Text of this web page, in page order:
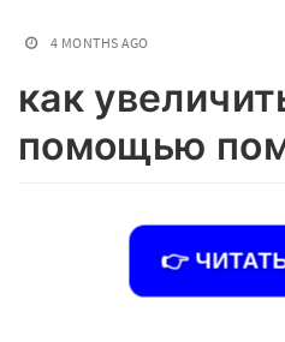
4 MONTHS AGO
как
помощью
👉